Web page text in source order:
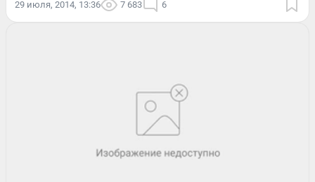
29 июля, 2014, 13:36 7 683 6